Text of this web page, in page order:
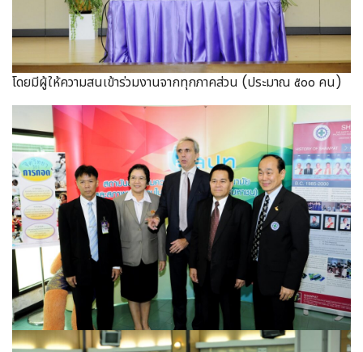
โดยมีผู้ให้ความสนเข้าร่วมงานจากทุกภาคส่วน (ประมาณ ๕๐๐ คน)